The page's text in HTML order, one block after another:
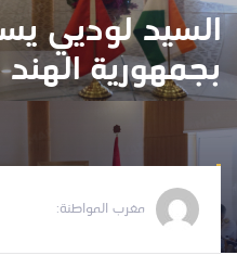
السيد لوديي
بجمهورية الهند
مغرب المواطنة: